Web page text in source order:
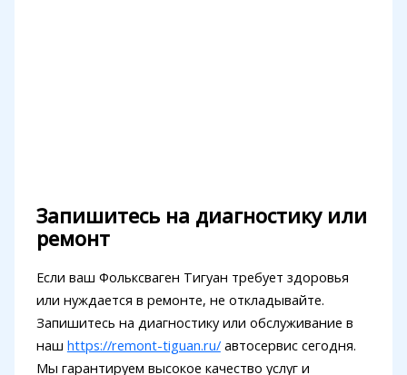
Запишитесь на диагностику или
ремонт
Если ваш Фольксваген Тигуан требует здоровья
или нуждается в ремонте, не откладывайте.
Запишитесь на диагностику или обслуживание в
наш https://remont-tiguan.ru/автосервис сегодня.
Мы гарантируем высокое качество услуг и